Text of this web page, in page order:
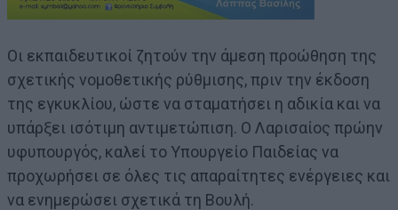
Οι εκπαιδευτικοί ζητούν την άμεση προώθηση της
σχετικής νομοθετικής ρύθμισης, πριν την έκδοση
της εγκυκλίου, ώστε να σταματήσει η αδικία και να
υπάρξει ισότιμη αντιμετώπιση. Ο Λαρισαίος πρώην
υφυπουργός, καλεί το Υπουργείο Παιδείας να
προχωρήσει σε όλες τις απαραίτητες ενέργειες και
να ενημερώσει σχετικά τη Βουλή.